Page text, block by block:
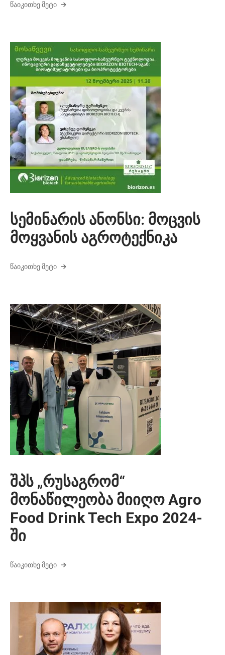
ᲬᲐᲘᲙᲘᲗᲮᲔ ᲛᲔᲢᲘ
სემინარის ანონსი: მოცვის
მოყვანის აგროტექნიკა
ᲬᲐᲘᲙᲘᲗᲮᲔ ᲛᲔᲢᲘ
შპს „რუსაგრომ“
მონაწილეობა მიიღო Agro
Food Drink Tech Expo 2024-
ში
ᲬᲐᲘᲙᲘᲗᲮᲔ ᲛᲔᲢᲘ